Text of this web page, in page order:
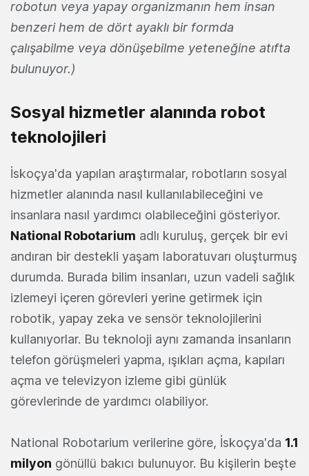
robotun veya yapay organizmanın hem insan
benzeri hem de dört ayaklı bir formda
çalışabilme veya dönüşebilme yeteneğine atıfta
bulunuyor.)
Sosyal hizmetler alanında robot
teknolojileri
İskoçya'da yapılan araştırmalar, robotların sosyal
hizmetler alanında nasıl kullanılabileceğini ve
insanlara nasıl yardımcı olabileceğini gösteriyor.
National Robotarium adlı kuruluş, gerçek bir evi
andıran bir destekli yaşam laboratuvarı oluşturmuş
durumda. Burada bilim insanları, uzun vadeli sağlık
izlemeyi içeren görevleri yerine getirmek için
robotik, yapay zeka ve sensör teknolojilerini
kullanıyorlar. Bu teknoloji aynı zamanda insanların
telefon görüşmeleri yapma, ışıkları açma, kapıları
açma ve televizyon izleme gibi günlük
görevlerinde de yardımcı olabiliyor.
National Robotarium verilerine göre, İskoçya'da 1.1
milyon gönüllü bakıcı bulunuyor. Bu kişilerin beşte